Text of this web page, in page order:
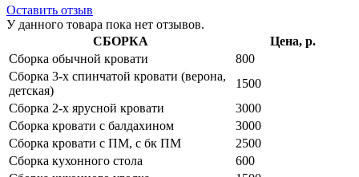
Оставить отзыв
У данного товара пока нет отзывов.
СБОРКА
Цена, р.
Сборка обычной кровати
800
Сборка 3-х спинчатой кровати (верона,
детская)
1500
Сборка 2-х ярусной кровати
3000
Сборка кровати с балдахином
3000
Сборка кровати с ПМ, с бк ПМ
2500
Сборка кухонного стола
600